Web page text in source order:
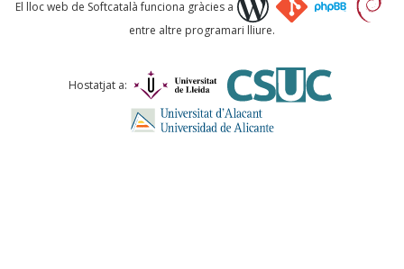
Comentari *
El lloc web de Softcatalà funciona gràcies a
entre altre programari lliure.
Hostatjat a: